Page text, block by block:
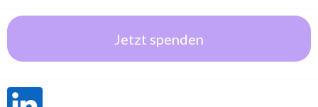
Jetzt spenden